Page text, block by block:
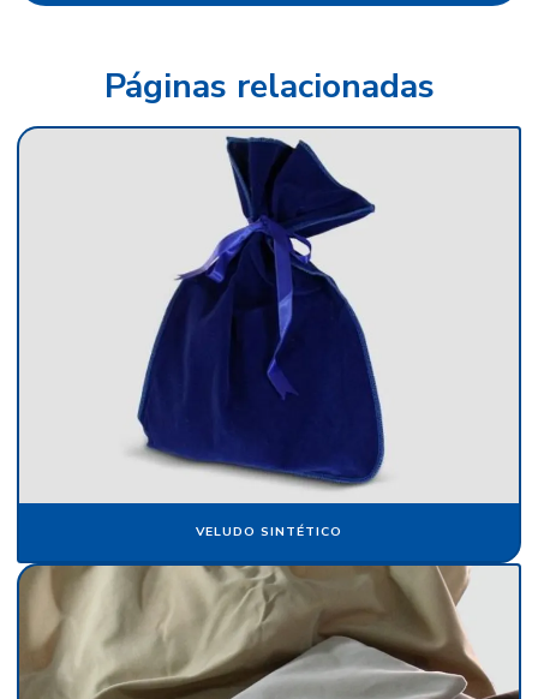
Fábrica de veludo
Fabricante de papel camurça
Fabricante de papel crepom
Fabricante papel de seda
Fabricante de veludo
Flocagem de bobinas de papéis
Flocos de nylon
Folha de papel camurça
Folha de papel crepom parafinado
Folha de papel de seda atacado
Páginas relacionadas
VELUDO SINTÉTICO